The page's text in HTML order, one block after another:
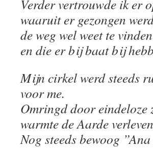
Verder vertrouwde ik er
waaruit er gezongen
de weg wel weet te
en die er bij baat bij
Mijn cirkel werd steeds
voor me.
Omringd door eindeloze
warmte de Aarde
Nog steeds bewoog